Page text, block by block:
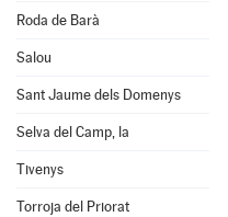
Roda de Barà
Salou
Sant Jaume dels Domenys
Selva del Camp, la
Tivenys
Torroja del Priorat